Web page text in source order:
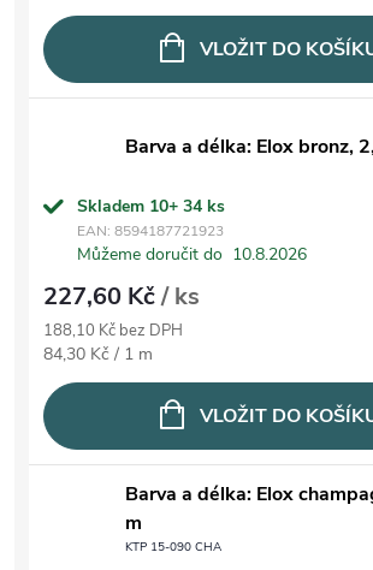
VLOŽIT DO
Barva a délka: Elox bronz,
Skladem 10+ 34 ks
EAN: 8594187721923
Můžeme doručit do 10.8.2026
227,60 Kč/ ks
188,10 Kč bez DPH
Měrná cena:
84,30 Kč / 1 m
VLOŽIT DO
Barva a délka: Elox
m
KTP 15-090 CHA